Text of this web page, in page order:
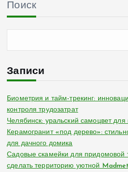
Поиск
Записи
Биометрия и тайм-трекинг:
контроля трудозатрат
Челябинск: уральский самоцвет для
Керамогранит «под дерево»:
для дачного домика
Садовые скамейки для придомовой
сделать территорию уютной